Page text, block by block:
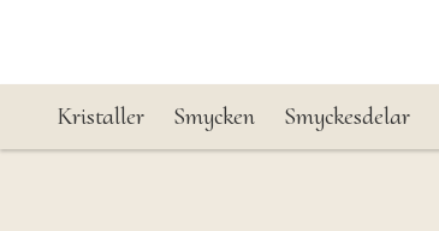
Kristaller Smycken Smyckesdelar